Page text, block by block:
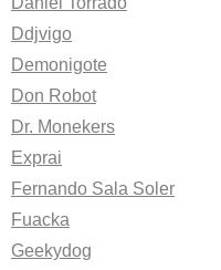
Ddjvigo
Demonigote
Don Robot
Dr. Monekers
Exprai
Fernando Sala Soler
Fuacka
Geekydog